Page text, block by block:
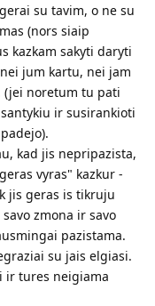
su tavim, o ne su
(nors siaip
kazkam sakyti daryti
jum kartu, nei jam
(jei noretum tu pati
ir susirankioti
kad jis nepripazista,
vyras" kazkur -
jis geras is tikruju
zmona ir savo
pazistama.
su jais elgiasi.
ir tures neigiama